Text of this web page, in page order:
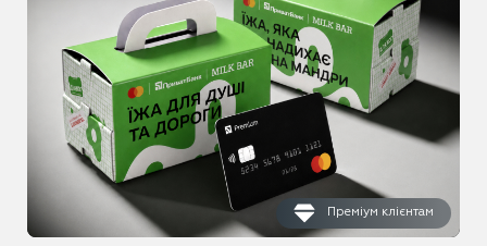
Преміум клієнтам